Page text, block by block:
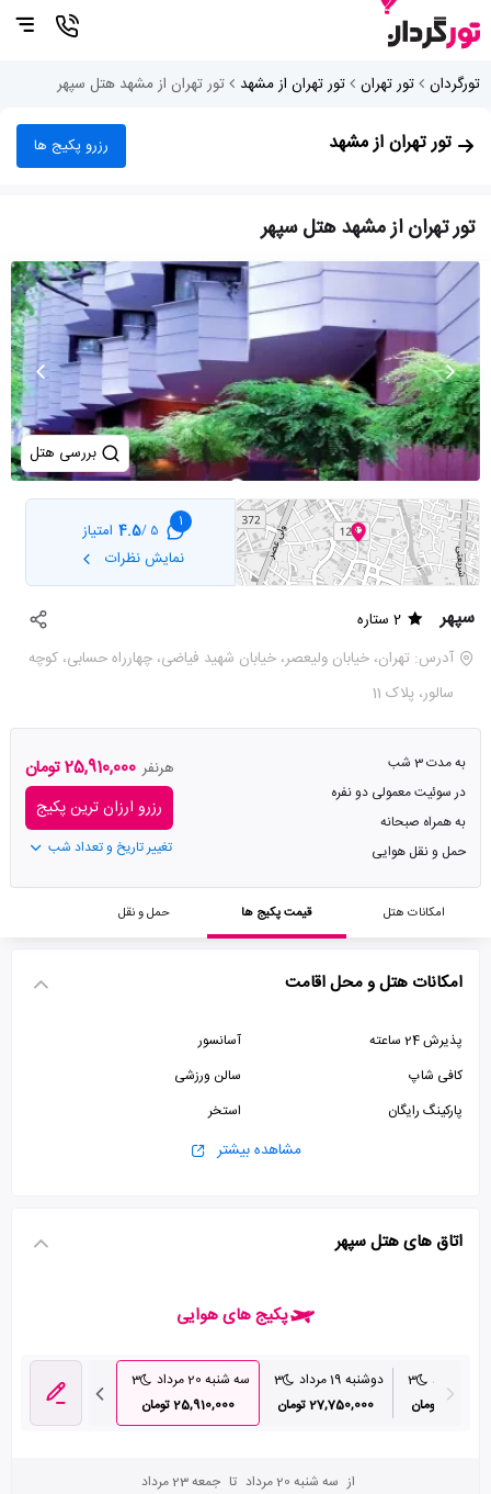
تورگردان تور تهران تور تهران از مشهد تور تهران از مشهد هتل سپهر
تور تهران از مشهد رزرو پکیج ها
تور تهران از مشهد هتل سپهر
بررسی هتل
1
5 /
4.5 امتیاز
نمایش نظرات
سپهر
2 ستاره
آدرس: تهران، خیابان ولیعصر، خیابان شهید فیاضی، چهارراه حسابی، کوچه
سالور، پلاک 11
به مدت 3 شب
در سوئیت معمولی دو نفره
به همراه صبحانه
حمل و نقل هوایی
هرنفر 25,910,000 تومان
رزرو ارزان ترین پکیج
تغییر تاریخ و تعداد شب
امکانات هتل قیمت پکیج ها حمل و نقل
امکانات هتل و محل اقامت
پذیرش 24 ساعته
آسانسور
کافی شاپ
سالن ورزشی
پارکینگ رایگان
استخر
سالن بدنسازیمشاهده بیشتر
اتاق های هتل سپهر
پکیج های هوایی
3
تومان
دوشنبه 19 مرداد
3
27,750,000 تومان
سه شنبه 20 مرداد
3
25,910,000 تومان
چهارشنبه 21 مرداد
26,700,000 تومان
از سه شنبه 20 مرداد تا جمعه 23 مرداد